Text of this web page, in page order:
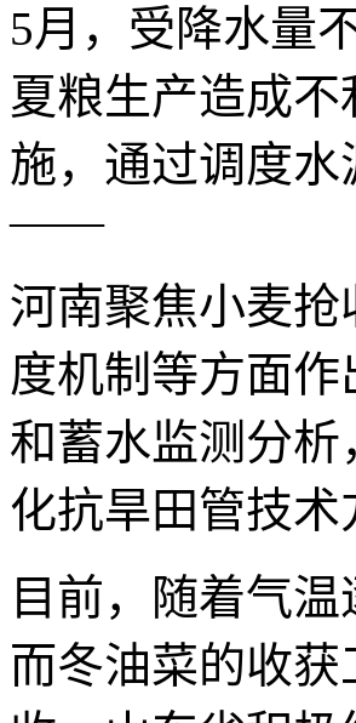
5月，受降水量
夏粮生产造成
施，通过调度
——
河南聚焦小麦
度机制等方面
和蓄水监测分
化抗旱田管技
目前，随着气
而冬油菜的收